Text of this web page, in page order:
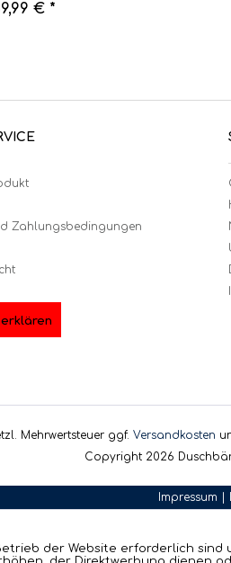
€ *
Zahlungsbedingungen
Mehrwertsteuer ggf. Versandkosten
Copyright 2026
Impressum
der Website erforderlich